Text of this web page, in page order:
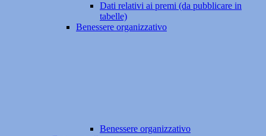
Dati relativi ai premi (da pubblicare in
tabelle)
Benessere organizzativo
Benessere organizzativo